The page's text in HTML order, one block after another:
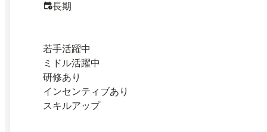
長期
若手活躍中
ミドル活躍中
研修あり
インセンティブあり
スキルアップ